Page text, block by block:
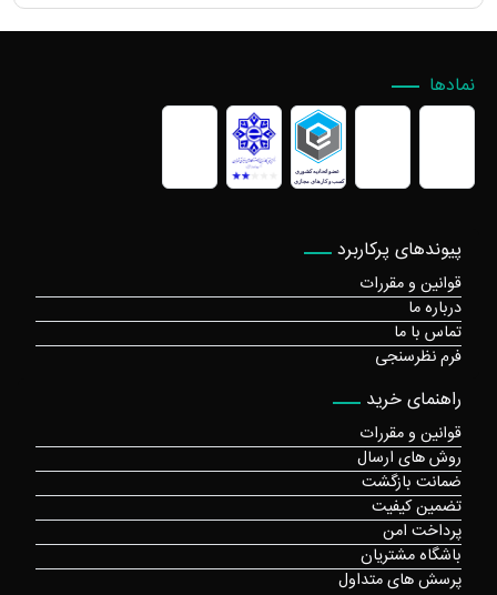
پیوندهای پرکاربرد
قوانین و مقررات
درباره ما
تماس با ما
فرم نظرسنجی
راهنمای خرید
قوانین و مقررات
روش های ارسال
ضمانت بازگشت
تضمین کیفیت
پرداخت امن
باشگاه مشتریان
پرسش های متداول
نمادها